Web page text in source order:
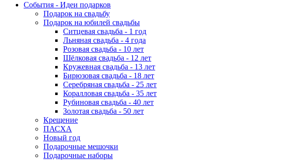
События - Идеи подарков
Подарок на свадьбу
Подарок на юбилей свадьбы
Ситцевая свадьба - 1 год
Льняная свадьба - 4 года
Розовая свадьба - 10 лет
Шёлковая свадьба - 12 лет
Кружевная свадьба - 13 лет
Бирюзовая свадьба - 18 лет
Серебряная свадьба - 25 лет
Коралловая свадьба - 35 лет
Рубиновая свадьба - 40 лет
Золотая свадьба - 50 лет
Крещение
ПАСХА
Новый год
Подарочные мешочки
Подарочные наборы